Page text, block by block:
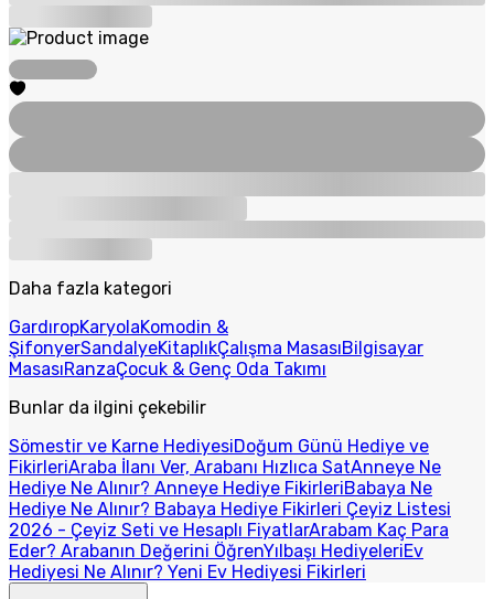
Daha fazla kategori
GardıropKaryolaKomodin &
ŞifonyerSandalyeKitaplıkÇalışma MasasıBilgisayar
MasasıRanzaÇocuk & Genç Oda Takımı
Bunlar da ilgini çekebilir
Sömestir ve Karne HediyesiDoğum Günü Hediye ve
FikirleriAraba İlanı Ver, Arabanı Hızlıca SatAnneye Ne
Hediye Ne Alınır? Anneye Hediye FikirleriBabaya Ne
Hediye Ne Alınır? Babaya Hediye Fikirleri Çeyiz Listesi
2026 - Çeyiz Seti ve Hesaplı FiyatlarArabam Kaç Para
Eder? Arabanın Değerini ÖğrenYılbaşı HediyeleriEv
Hediyesi Ne Alınır? Yeni Ev Hediyesi Fikirleri